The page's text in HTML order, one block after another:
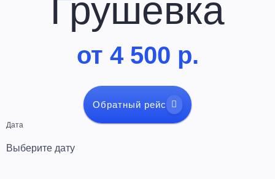
Грушевка
от 4 500 р.
Обратный рейс
Дата